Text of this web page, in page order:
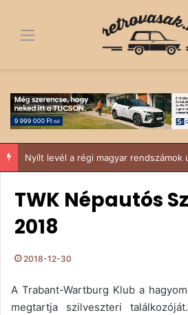
Menü
Nyílt levél a régi magyar rendszámok
TWK Népautós
2018
2018-12-30
A Trabant-Wartburg Klub a
megtartja szilveszteri